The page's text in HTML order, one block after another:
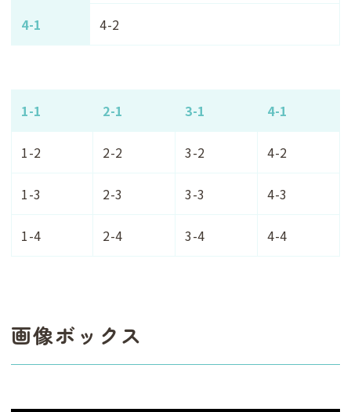
4-1 4-2
1-1 2-1 3-1 4-1
1-2 2-2 3-2 4-2
1-3 2-3 3-3 4-3
1-4 2-4 3-4 4-4
画像ボックス